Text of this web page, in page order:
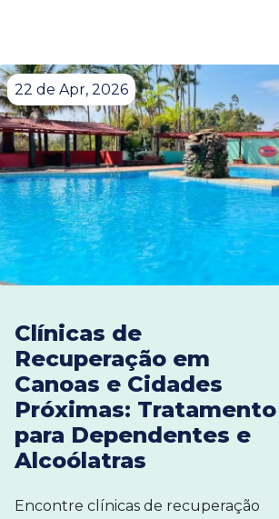
22 de Apr, 2026
Clínicas de
Recuperação em
Canoas e Cidades
Próximas: Tratamento
para Dependentes e
Alcoólatras
Encontre clínicas de recuperação